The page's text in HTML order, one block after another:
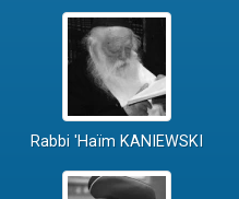
Rabbi 'Haïm KANIEWSKI